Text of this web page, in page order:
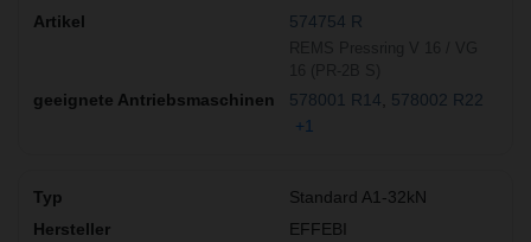
574754 R
578001 R14
578002 R22
+1
Standard A1-32kN
EFFEBI